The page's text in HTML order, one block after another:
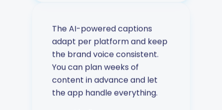
adapt per platform and keep
the brand voice consistent.
You can plan weeks of
content in advance and let
the app handle everything.
Chefio